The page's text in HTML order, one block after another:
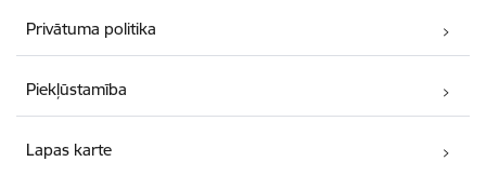
Privātuma politika
Piekļūstamība
Lapas karte